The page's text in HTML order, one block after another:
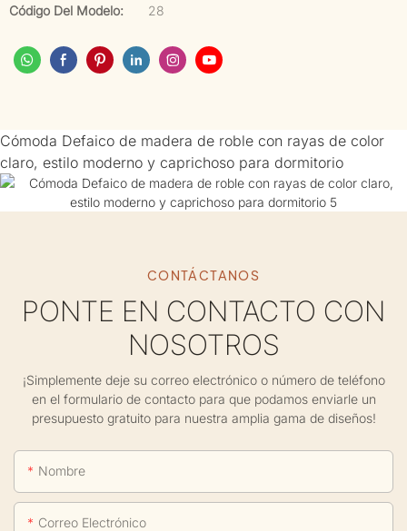
Código Del Modelo:
28
Cómoda Defaico de madera de roble con rayas de color
claro, estilo moderno y caprichoso para dormitorio
CONTÁCTANOS
PONTE EN CONTACTO CON
NOSOTROS
¡Simplemente deje su correo electrónico o número de teléfono
en el formulario de contacto para que podamos enviarle un
presupuesto gratuito para nuestra amplia gama de diseños!
Nombre
Correo Electrónico